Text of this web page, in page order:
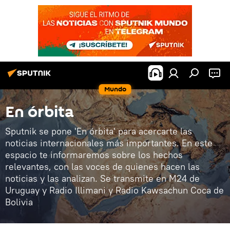
Mundo
En órbita
Sputnik se pone 'En órbita' para acercarte las
noticias internacionales más importantes. En este
espacio te informaremos sobre los hechos
relevantes, con las voces de quienes hacen las
noticias y las analizan. Se transmite en M24 de
Uruguay y Radio Illimani y Radio Kawsachun Coca de
Bolivia